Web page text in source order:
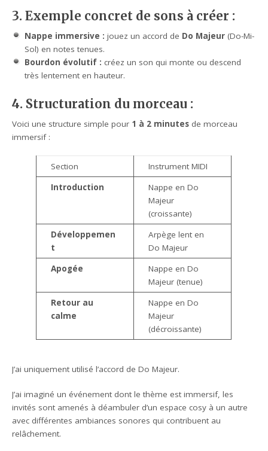
3. Exemple concret de sons à créer :
Nappe immersive : jouez un accord de Do Majeur(Do-Mi-
Sol) en notes tenues.
Bourdon évolutif : créez un son qui monte ou descend
très lentement en hauteur.
4. Structuration du morceau :
Voici une structure simple pour 1 à 2 minutes de morceau
immersif :
Section
Instrument MIDI
Introduction
Nappe en Do
Majeur
(croissante)
Développemen
t
Arpège lent en
Do Majeur
Apogée
Nappe en Do
Majeur (tenue)
Retour au
calme
Nappe en Do
Majeur
(décroissante)
J’ai uniquement utilisé l’accord de Do Majeur.
J’ai imaginé un événement dont le thème est immersif, les
invités sont amenés à déambuler d’un espace cosy à un autre
avec différentes ambiances sonores qui contribuent au
relâchement.